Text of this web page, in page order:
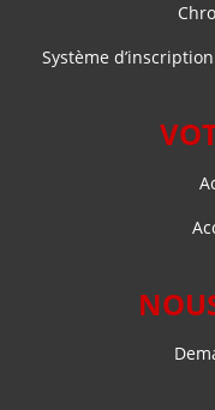
Système